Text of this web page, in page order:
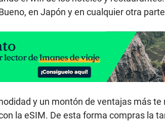
en Japón y en cualquier otra
y un montón de ventajas más te
la eSIM. De esta forma compras la